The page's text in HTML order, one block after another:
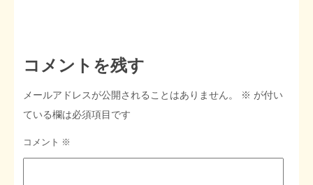
コメントを残す
メールアドレスが公開されることはありません。 ※ が付い
ている欄は必須項目です
コメント ※